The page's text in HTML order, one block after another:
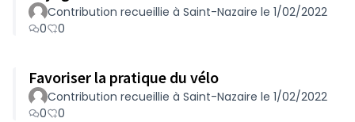
Contribution recueillie à Saint-Nazaire le 1/02/2022
0
0
Favoriser la pratique du vélo
Contribution recueillie à Saint-Nazaire le 1/02/2022
0
0